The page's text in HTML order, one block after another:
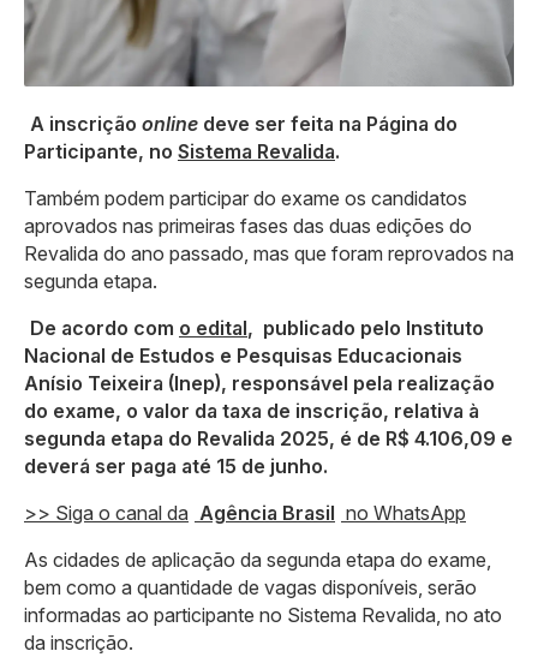
A inscrição online deve ser feita na Página do
Participante, no Sistema Revalida.
Também podem participar do exame os candidatos
aprovados nas primeiras fases das duas edições do
Revalida do ano passado, mas que foram reprovados na
segunda etapa.
De acordo com o edital, publicado pelo Instituto
Nacional de Estudos e Pesquisas Educacionais
Anísio Teixeira (Inep), responsável pela realização
do exame, o valor da taxa de inscrição, relativa à
segunda etapa do Revalida 2025, é de R$ 4.106,09 e
deverá ser paga até 15 de junho.
>> Siga o canal da Agência Brasil no WhatsApp
As cidades de aplicação da segunda etapa do exame,
bem como a quantidade de vagas disponíveis, serão
informadas ao participante no Sistema Revalida, no ato
da inscrição.